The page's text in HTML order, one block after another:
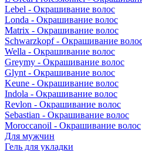
Lebel - Окрашивание волос
Londa - Окрашивание волос
Matrix - Окрашивание волос
Schwarzkopf - Окрашивание
Wella - Окрашивание волос
Greymy - Окрашивание волос
Glynt - Окрашивание волос
Keune - Окрашивание волос
Indola - Окрашивание волос
Revlon - Окрашивание волос
Sebastian - Окрашивание волос
Moroccanoil - Окрашивание волос
Для мужчин
Гель для укладки